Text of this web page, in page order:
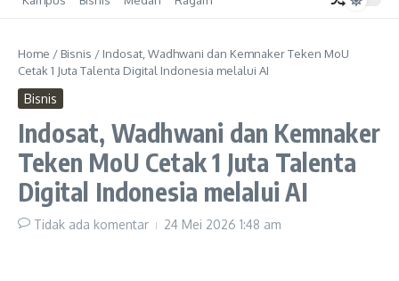
Home / Bisnis / Indosat, Wadhwani dan Kemnaker Teken MoU
Cetak 1 Juta Talenta Digital Indonesia melalui AI
Bisnis
Indosat, Wadhwani dan Kemnaker
Teken MoU Cetak 1 Juta Talenta
Digital Indonesia melalui AI
Tidak ada komentar 24 Mei 2026 1:48 am